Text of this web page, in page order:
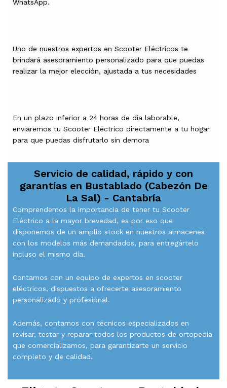
WhatsApp.
Uno de nuestros expertos en Scooter Eléctricos te
brindará asesoramiento personalizado para que puedas
realizar la mejor elección, ajustada a tus necesidades
En un plazo inferior a 24 horas de día laborable,
enviaremos tu Scooter Eléctrico directamente a tu hogar
para que puedas disfrutarlo sin demora
Servicio de calidad, rápido y con
garantías en Bustablado (Cabezón De
La Sal) - Cantabría
Comprendemos la importancia de tener tu Scooter
Eléctrico a la mayor brevedad, es por eso que
disponemos de un amplio stock en nuestros almacenes
con los modelos más demandados, para entregártelo
incluso el mismo día.
Contamos con un equipo de expertos en scooter
eléctricos, dispuestos a ofrecerte asesoramiento
personalizado y profesional.
Además, contamos con técnicos especializados en
revisar, testar y reparar todos los productos de ortopedia
que comercializamos, para garantizarte un servicio
completo y de calidad.